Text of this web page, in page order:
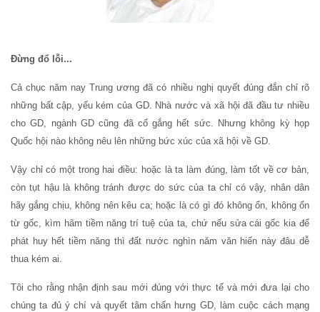
Đừng đổ lỗi...
Cả chục năm nay Trung ương đã có nhiều nghị quyết đúng đắn chỉ rõ
những bất cập, yếu kém của GD. Nhà nước và xã hội đã đầu tư nhiều
cho GD, ngành GD cũng đã cố gắng hết sức. Nhưng không kỳ họp
Quốc hội nào không nêu lên những bức xúc của xã hội về GD.
Vậy chỉ có một trong hai điều: hoặc là ta làm đúng, làm tốt về cơ bản,
còn tụt hậu là không tránh được do sức của ta chỉ có vậy, nhân dân
hãy gắng chịu, không nên kêu ca; hoặc là có gì đó không ổn, không ổn
từ gốc, kìm hãm tiềm năng trí tuệ của ta, chứ nếu sửa cái gốc kia để
phát huy hết tiềm năng thì đất nước nghìn năm văn hiến này đâu dễ
thua kém ai.
Tôi cho rằng nhận định sau mới đúng với thực tế và mới đưa lại cho
chúng ta đủ ý chí và quyết tâm chấn hưng GD, làm cuộc cách mạng